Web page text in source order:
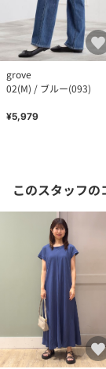
grove
02(M) / ブルー(093)
¥5,979
このスタッフの